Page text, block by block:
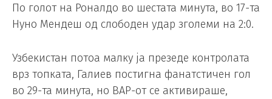
По голот на Роналдо во шестата минута, во 17-та
Нуно Мендеш од слободен удар зголеми на 2:0.
Узбекистан потоа малку ја презеде контролата
врз топката, Галиев постигна фанатстичен гол
во 29-та минута, но ВАР-от се активираше,